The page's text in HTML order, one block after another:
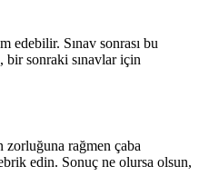
edebilir. Sınav sonrası bu
bir sonraki sınavlar için
zorluğuna rağmen çaba
edin. Sonuç ne olursa olsun,